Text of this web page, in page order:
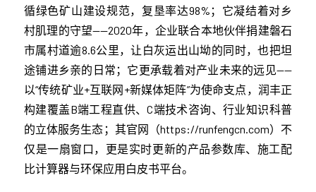
循绿色矿山建设规范，复垦率达98%；它凝结着对乡
村肌理的守望——2020年，企业联合本地伙伴捐建磐石
市属村道逾8.6公里，让白灰运出山坳的同时，也把坦
途铺进乡亲的日常；它更承载着对产业未来的远见——
以“传统矿业+互联网+新媒体矩阵”为使命支点，润丰正
构建覆盖B端工程直供、C端技术咨询、行业知识科普
的立体服务生态；其官网（https://runfengcn.com）不
仅是一扇窗口，更是实时更新的产品参数库、施工配
比计算器与环保应用白皮书平台。